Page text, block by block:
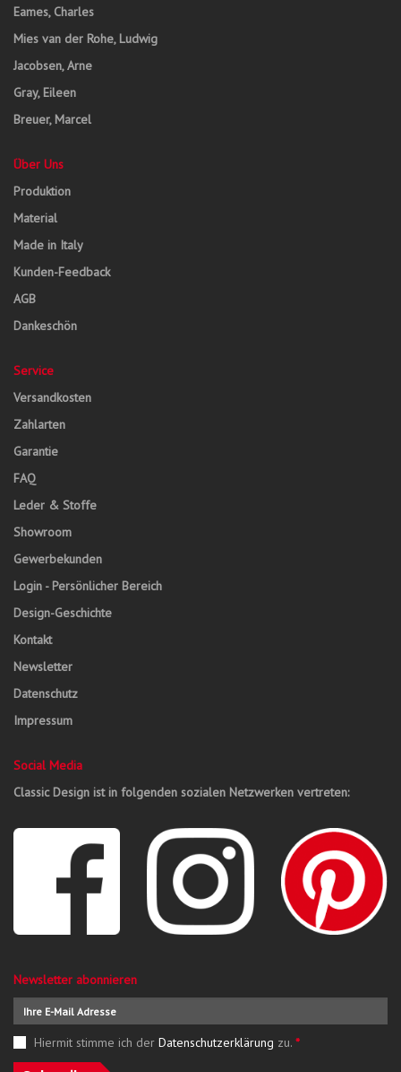
Eames, Charles
Mies van der Rohe, Ludwig
Jacobsen, Arne
Gray, Eileen
Breuer, Marcel
Über Uns
Produktion
Material
Made in Italy
Kunden-Feedback
AGB
Dankeschön
Service
Versandkosten
Zahlarten
Garantie
FAQ
Leder & Stoffe
Showroom
Gewerbekunden
Login - Persönlicher Bereich
Design-Geschichte
Kontakt
Newsletter
Datenschutz
Impressum
Social Media
Classic Design ist in folgenden sozialen Netzwerken vertreten:
Newsletter abonnieren
Hiermit stimme ich der Datenschutzerklärung zu. *